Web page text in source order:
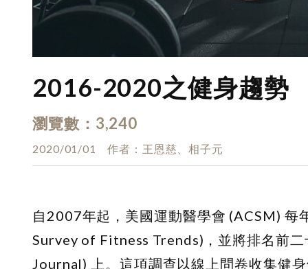
2016-2020之健身趨勢
瀏覽數 3,240
2020/01/01 作者 王恩慈、相子元
自2007年起，美國運動醫學會 (ACSM)
Survey of Fitness Trends)，並將排名前
Journal) 上。這項調查以線上問卷收集健